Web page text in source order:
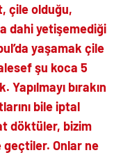
çile olduğu,
dahi yetişemediği
yaşamak çile
şu koca 5
Yapılmayı bırakın
bile iptal
döktüler, bizim
Onlar ne